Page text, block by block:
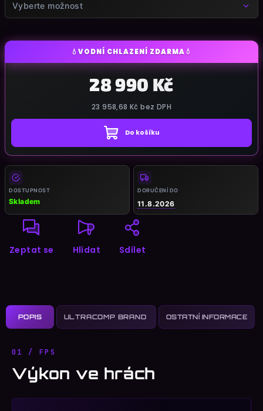
Vyberte možnost
28 990 Kč
23 958,68 Kč bez DPH
Měrná
cena:
Do košíku
💧 VODNÍ CHLAZENÍ ZDARMA💧
DOSTUPNOST
Skladem
DORUČENÍ DO
11.8.2026
Zeptat se Hlídat Sdílet
POPIS OSTATNÍ INFORMACE
01 / FPS
Výkon ve hrách